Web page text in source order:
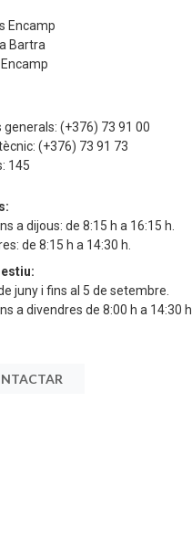
Encamp
Bartra
generals:(+376) 73 91 00
(+376) 73 91 73
145
a dijous: de 8:15 h a 16:15 h.
de 8:15 h a 14:30 h.
juny i fins al 5 de setembre.
a divendres de 8:00 h a 14:30 h.